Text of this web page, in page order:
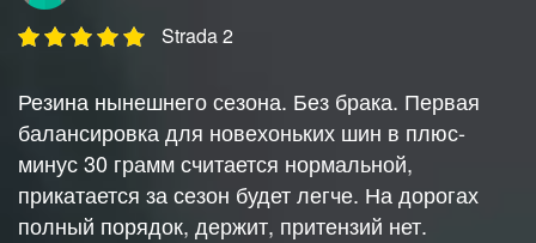
Strada 2
Резина нынешнего сезона. Без брака. Первая
балансировка для новехоньких шин в плюс-
минус 30 грамм считается нормальной,
прикатается за сезон будет легче. На дорогах
полный порядок, держит, притензий нет.